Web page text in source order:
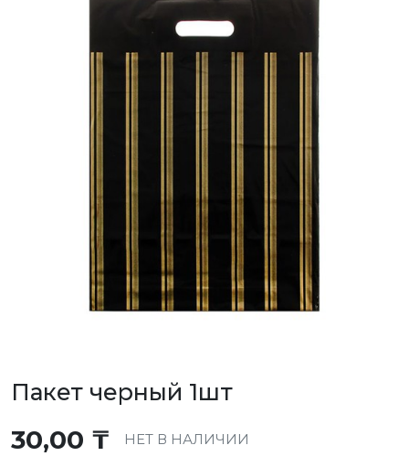
Пакет черный 1шт
30,00 ₸ НЕТ В НАЛИЧИИ